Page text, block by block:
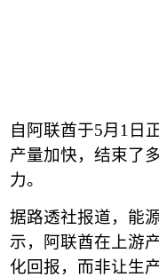
自阿联酋于5月 1 日
产量加快，结束了
力。
据路透社报道，能
示，阿联酋在上游
化回报，而非让生产